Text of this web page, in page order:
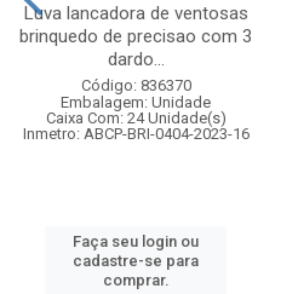
Luva lancadora de ventosas
brinquedo de precisao com 3
dardo...
Código: 836370
Embalagem: Unidade
Caixa Com: 24 Unidade(s)
Inmetro: ABCP-BRI-0404-2023-16
Faça seu login ou
cadastre-se para
comprar.